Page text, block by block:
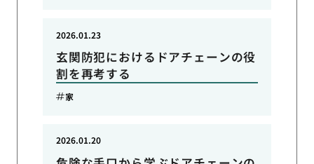
玄関防犯におけるドアチェーンの役
割を再考する
2026.01.23
家
2026.01.20